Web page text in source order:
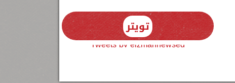
تويتر
Tweets by elzmannewseg